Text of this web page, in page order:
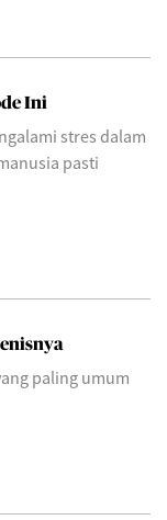
Ini
stres dalam
pasti
paling umum